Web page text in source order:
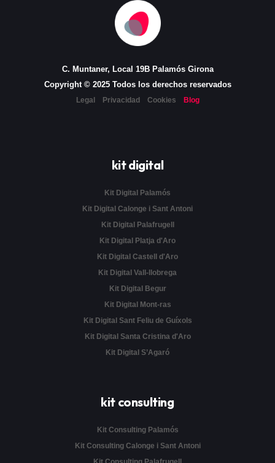
C. Muntaner, Local 19B Palamós Girona
Copyright © 2025 Todos los derechos reservados
Legal Privacidad Cookies Blog
kit digital
Kit Digital Palamós
Kit Digital Calonge i Sant Antoni
Kit Digital Palafrugell
Kit Digital Platja d'Aro
Kit Digital Castell d'Aro
Kit Digital Vall-llobrega
Kit Digital Begur
Kit Digital Mont-ras
Kit Digital Sant Feliu de Guíxols
Kit Digital Santa Cristina d'Aro
Kit Digital S’Agaró
kit consulting
Kit Consulting Palamós
Kit Consulting Calonge i Sant Antoni